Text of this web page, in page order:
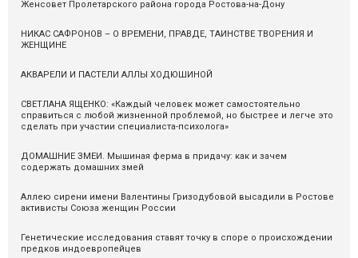
Женсовет Пролетарского района города Ростова-на-Дону
НИКАС САФРОНОВ – О ВРЕМЕНИ, ПРАВДЕ, ТАИНСТВЕ ТВОРЕНИЯ И
ЖЕНЩИНЕ
АКВАРЕЛИ И ПАСТЕЛИ АЛЛЫ ХОДЮШИНОЙ
СВЕТЛАНА ЯЩЕНКО: «Каждый человек может самостоятельно
справиться с любой жизненной проблемой, но быстрее и легче это
сделать при участии специалиста-психолога»
ДОМАШНИЕ ЗМЕИ. Мышиная ферма в придачу: как и зачем
содержать домашних змей
Аллею сирени имени Валентины Гризодубовой высадили в Ростове
активисты Союза женщин России
Генетические исследования ставят точку в споре о происхождении
предков индоевропейцев